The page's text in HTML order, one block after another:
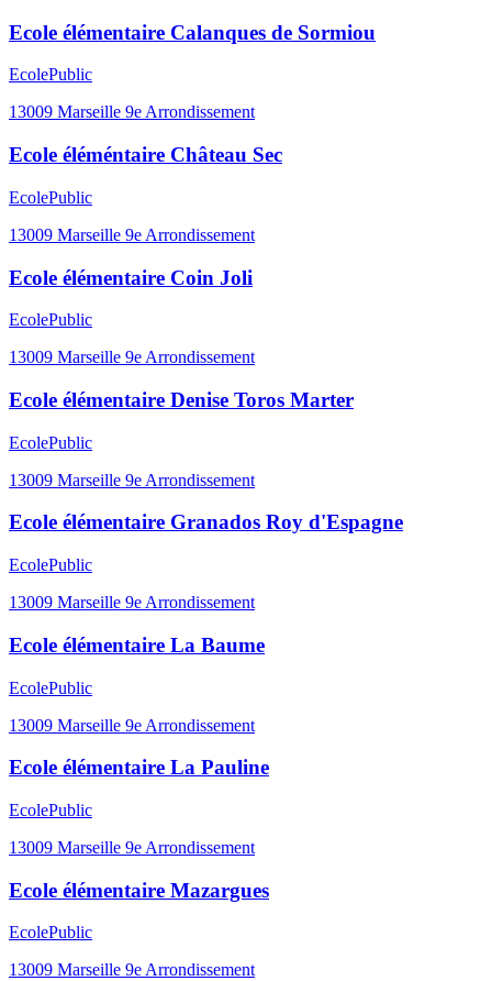
Ecole élémentaire Calanques de Sormiou
EcolePublic
13009 Marseille 9e Arrondissement
Ecole éléméntaire Château Sec
EcolePublic
13009 Marseille 9e Arrondissement
Ecole élémentaire Coin Joli
EcolePublic
13009 Marseille 9e Arrondissement
Ecole élémentaire Denise Toros Marter
EcolePublic
13009 Marseille 9e Arrondissement
Ecole élémentaire Granados Roy d'Espagne
EcolePublic
13009 Marseille 9e Arrondissement
Ecole élémentaire La Baume
EcolePublic
13009 Marseille 9e Arrondissement
Ecole élémentaire La Pauline
EcolePublic
13009 Marseille 9e Arrondissement
Ecole élémentaire Mazargues
EcolePublic
13009 Marseille 9e Arrondissement